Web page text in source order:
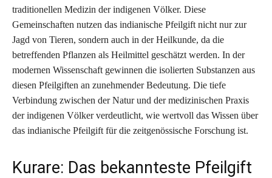
traditionellen Medizin der indigenen Völker. Diese
Gemeinschaften nutzen das indianische Pfeilgift nicht nur zur
Jagd von Tieren, sondern auch in der Heilkunde, da die
betreffenden Pflanzen als Heilmittel geschätzt werden. In der
modernen Wissenschaft gewinnen die isolierten Substanzen aus
diesen Pfeilgiften an zunehmender Bedeutung. Die tiefe
Verbindung zwischen der Natur und der medizinischen Praxis
der indigenen Völker verdeutlicht, wie wertvoll das Wissen über
das indianische Pfeilgift für die zeitgenössische Forschung ist.
Kurare: Das bekannteste Pfeilgift